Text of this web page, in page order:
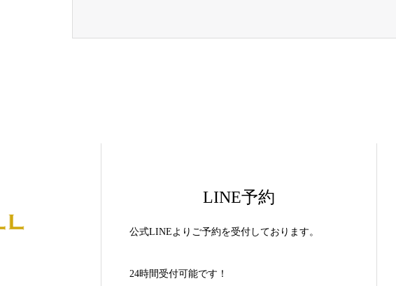
LINE予約
公式LINEよりご予約を受付しております。
24時間受付可能です！